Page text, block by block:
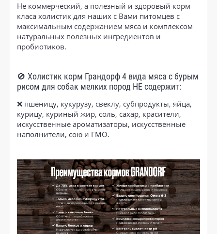
Не коммерческий, а полезный и здоровый корм
класа холистик для наших с Вами питомцев с
максимальным содержанием мяса и комплексом
натуральных полезных ингредиентов и
пробиотиков.
🚫 Холистик корм Грандорф 4 вида мяса с бурым
рисом для собак мелких пород НЕ содержит:
❌ пшеницу, кукурузу, свеклу, субпродукты, яйца,
курицу, куриный жир, соль, сахар, красители,
искусственные ароматизаторы, искусственные
наполнители, сою и ГМО.